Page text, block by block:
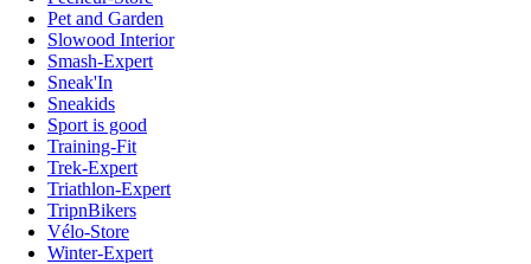
Pet and Garden
Slowood Interior
Smash-Expert
Sneak'In
Sneakids
Sport is good
Training-Fit
Trek-Expert
Triathlon-Expert
TripnBikers
Vélo-Store
Winter-Expert